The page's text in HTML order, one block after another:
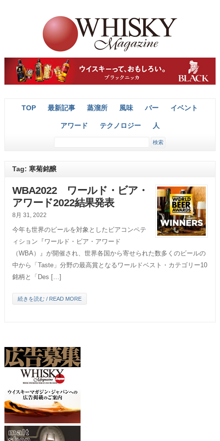
TOP 最新記事 蒸溜所 風味 バー イベント
アワード テクノロジー 人
Tag: 寒菊銘醸
WBA2022 ワールド・ビア・
アワード2022結果発表
8月 31, 2022
今年も世界のビールを対象としたビアコンペテ
ィション『ワールド・ビア・アワード
（WBA）』が開催され、世界各国から寄せられた数多くのビールの
中から「Taste」分野の最高賞となるワールドベスト・カテゴリー10
銘柄と「Des […]
続きを読む / READ MORE